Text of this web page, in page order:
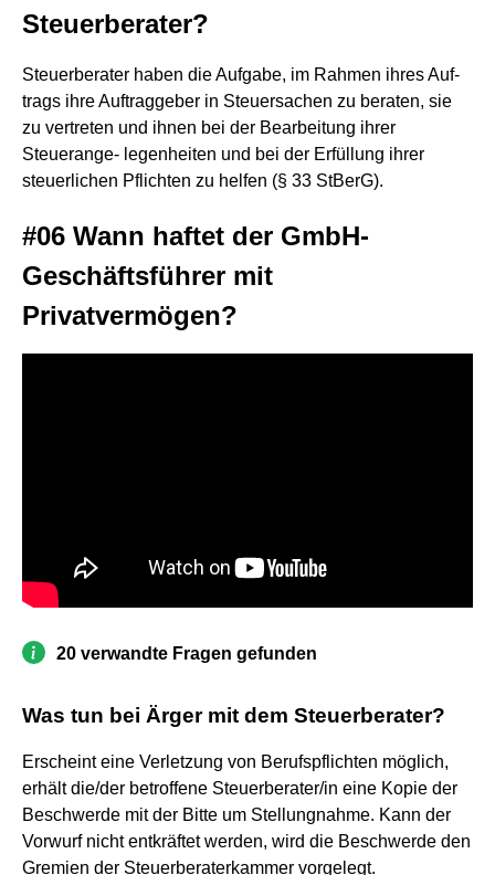
Steuerberater?
Steuerberater haben die Aufgabe, im Rahmen ihres Auf-
trags ihre Auftraggeber in Steuersachen zu beraten, sie
zu vertreten und ihnen bei der Bearbeitung ihrer
Steuerange- legenheiten und bei der Erfüllung ihrer
steuerlichen Pflichten zu helfen (§ 33 StBerG).
#06 Wann haftet der GmbH-
Geschäftsführer mit
Privatvermögen?
20 verwandte Fragen gefunden
Was tun bei Ärger mit dem Steuerberater?
Erscheint eine Verletzung von Berufspflichten möglich,
erhält die/der betroffene Steuerberater/in eine Kopie der
Beschwerde mit der Bitte um Stellungnahme. Kann der
Vorwurf nicht entkräftet werden, wird die Beschwerde den
Gremien der Steuerberaterkammer vorgelegt.